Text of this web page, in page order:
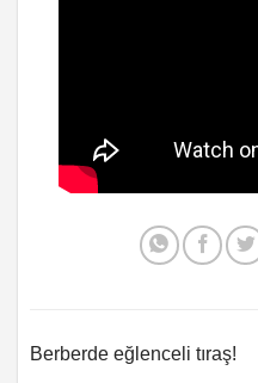
Berberde eğlenceli tıraş!